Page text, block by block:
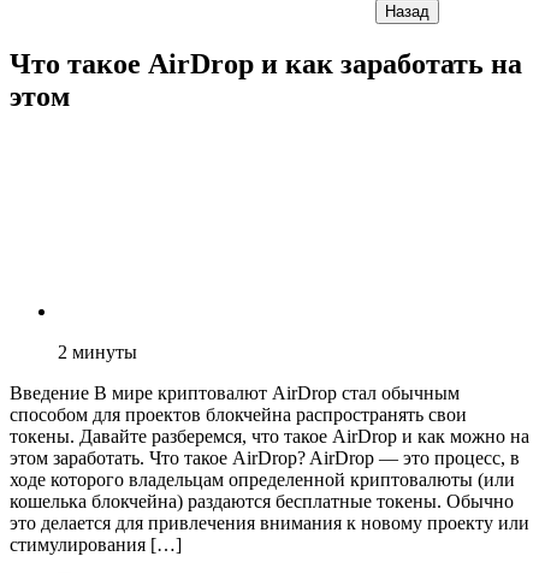
Назад
Что такое AirDrop и как заработать на
этом
2 минуты
Введение В мире криптовалют AirDrop стал обычным
способом для проектов блокчейна распространять свои
токены. Давайте разберемся, что такое AirDrop и как можно на
этом заработать. Что такое AirDrop? AirDrop — это процесс, в
ходе которого владельцам определенной криптовалюты (или
кошелька блокчейна) раздаются бесплатные токены. Обычно
это делается для привлечения внимания к новому проекту или
стимулирования […]